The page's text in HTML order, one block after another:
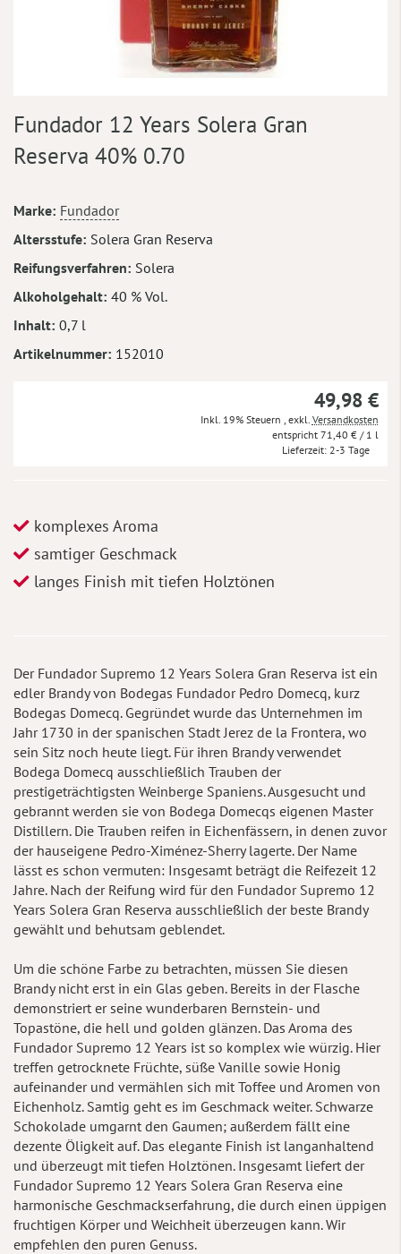
Anfang
der
Bildergalerie
Fundador 12 Years Solera Gran
Reserva 40% 0.70
Mehr
Informationen
Marke Fundador
Altersstufe Solera Gran Reserva
Reifungsverfahren Solera
Alkoholgehalt 40 % Vol.
Inhalt 0,7 l
Artikelnummer 152010
49,98 €
Inkl. 19% Steuern exkl. Versandkosten
71,40 € / 1 l
Lieferzeit 2-3 Tage
komplexes Aroma
samtiger Geschmack
langes Finish mit tiefen Holztönen
Der Fundador Supremo 12 Years Solera Gran Reserva ist ein
edler Brandy von Bodegas Fundador Pedro Domecq, kurz
Bodegas Domecq. Gegründet wurde das Unternehmen im
Jahr 1730 in der spanischen Stadt Jerez de la Frontera, wo
sein Sitz noch heute liegt. Für ihren Brandy verwendet
Bodega Domecq ausschließlich Trauben der
prestigeträchtigsten Weinberge Spaniens. Ausgesucht und
gebrannt werden sie von Bodega Domecqs eigenen Master
Distillern. Die Trauben reifen in Eichenfässern, in denen zuvor
der hauseigene Pedro-Ximénez-Sherry lagerte. Der Name
lässt es schon vermuten: Insgesamt beträgt die Reifezeit 12
Jahre. Nach der Reifung wird für den Fundador Supremo 12
Years Solera Gran Reserva ausschließlich der beste Brandy
gewählt und behutsam geblendet.
Um die schöne Farbe zu betrachten, müssen Sie diesen
Brandy nicht erst in ein Glas geben. Bereits in der Flasche
demonstriert er seine wunderbaren Bernstein- und
Topastöne, die hell und golden glänzen. Das Aroma des
Fundador Supremo 12 Years ist so komplex wie würzig. Hier
treffen getrocknete Früchte, süße Vanille sowie Honig
aufeinander und vermählen sich mit Toffee und Aromen von
Eichenholz. Samtig geht es im Geschmack weiter. Schwarze
Schokolade umgarnt den Gaumen; außerdem fällt eine
dezente Öligkeit auf. Das elegante Finish ist langanhaltend
und überzeugt mit tiefen Holztönen. Insgesamt liefert der
Fundador Supremo 12 Years Solera Gran Reserva eine
harmonische Geschmackserfahrung, die durch einen üppigen
fruchtigen Körper und Weichheit überzeugen kann. Wir
empfehlen den puren Genuss.